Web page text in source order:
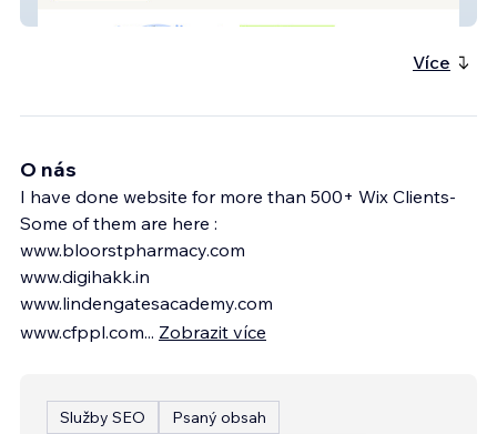
Více
O nás
I have done website for more than 500+ Wix Clients-
Some of them are here :
www.bloorstpharmacy.com
www.digihakk.in
www.lindengatesacademy.com
www.cfppl.com... Zobrazit více
Služby SEO
Psaný obsah